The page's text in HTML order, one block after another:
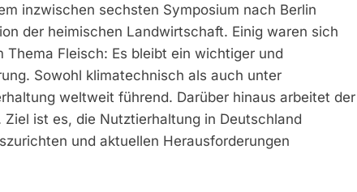
inzwischen sechsten Symposium nach Berlin
der heimischen Landwirtschaft. Einig waren sich
Thema Fleisch: Es bleibt ein wichtiger und
Sowohl klimatechnisch als auch unter
weltweit führend. Darüber hinaus arbeitet der
ist es, die Nutztierhaltung in Deutschland
und aktuellen Herausforderungen